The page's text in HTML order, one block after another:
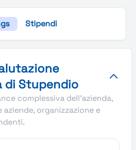
Stipendi
di Stupendio
complessiva dell'azienda,
aziende, organizzazione e